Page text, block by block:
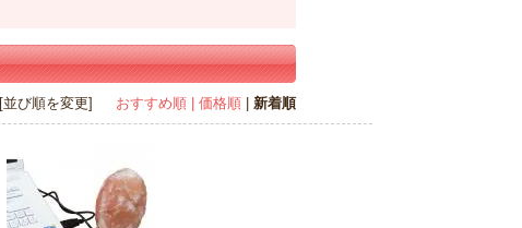
[並び順を変更] おすすめ順 | 価格順 新着順